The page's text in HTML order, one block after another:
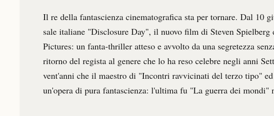
Il re della fantascienza cinematografica sta per tornare. Dal 10
sale italiane "Disclosure Day", il nuovo film di Steven
Pictures: un fanta-thriller atteso e avvolto da una segretezza
ritorno del regista al genere che lo ha reso celebre negli anni
vent'anni che il maestro di "Incontri ravvicinati del terzo tipo"
un'opera di pura fantascienza: l'ultima fu "La guerra dei mondi"